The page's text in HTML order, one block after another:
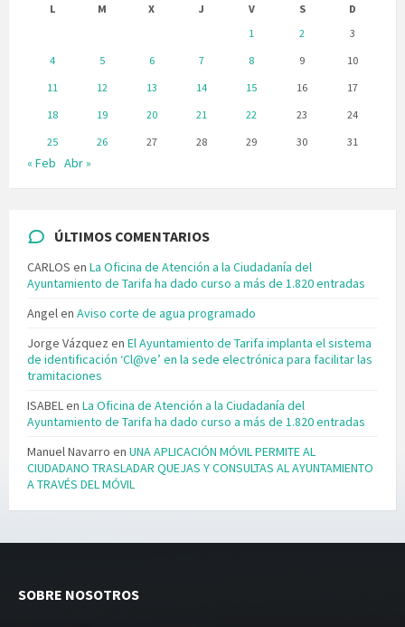
L
M X J V S
D
1
2
3
4
5 6 7 8 9
10
11
12 13 14 15 16
17
18
19 20 21 22 23
24
25
26 27 28 29 30 31
« Feb Abr »
ÚLTIMOS COMENTARIOS
CARLOS en La Oficina de Atención a la Ciudadanía del
Ayuntamiento de Tarifa ha dado curso a más de 1.820 entradas
Angelen Aviso corte de agua programado
Jorge Vázquez en El Ayuntamiento de Tarifa implanta el sistema
de identificación ‘Cl@ve’ en la sede electrónica para facilitar las
tramitaciones
ISABELen La Oficina de Atención a la Ciudadanía del
Ayuntamiento de Tarifa ha dado curso a más de 1.820 entradas
Manuel Navarro en UNA APLICACIÓN MÓVIL PERMITE AL
CIUDADANO TRASLADAR QUEJAS Y CONSULTAS AL AYUNTAMIENTO
A TRAVÉS DEL MÓVIL
SOBRE NOSOTROS